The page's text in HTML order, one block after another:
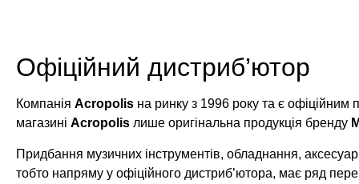
Офіційний дистриб’ютор
Компанія Acropolis на ринку з 1996 року та є офіційним
магазині Acropolis лише оригінальна продукція бренду
Придбання музичних інструментів, обладнання,
тобто напряму у офіційного дистриб’ютора, має ряд